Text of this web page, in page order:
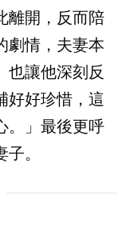
離開，反而陪
劇情，夫妻本
也讓他深刻反
好好珍惜，這
。」最後更呼
。